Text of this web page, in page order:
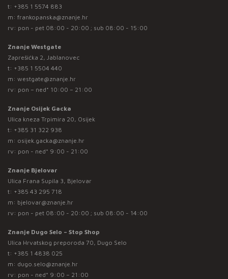
t: +385 1 5574 883
m: frankopanska@znanje.hr
rv: pon - pet 08:00 - 20:00 ; sub 08:00 - 15:00
Znanje Westgate
Zaprešićka 2, Jablanovec
t: +385 1 5504 440
m: westgate@znanje.hr
rv: pon – ned* 10:00 – 21:00
Znanje Osijek Gacka
Ulica kneza Trpimira 20, Osijek
t: +385 31 322 938
m: osijek.gacka@znanje.hr
rv: pon - ned* 9:00 - 21:00
Znanje Bjelovar
Ulica Frana Supila 3, Bjelovar
t: +385 43 295 718
m: bjelovar@znanje.hr
rv: pon - pet 08:00 - 20:00 ; sub 08:00 - 14:00
Znanje Dugo Selo – Stop Shop
Ulica Hrvatskog preporoda 70, Dugo Selo
t: +385 1 4838 025
m: dugo.selo@znanje.hr
rv: pon - ned* 9:00 – 21:00